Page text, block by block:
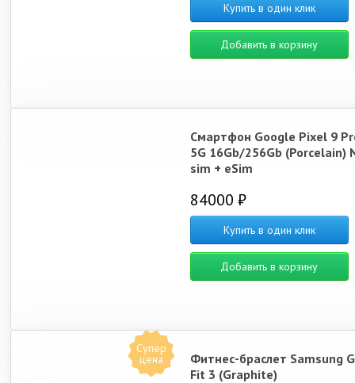
Купить в один клик
Добавить в корзину
Смартфон Google Pixel 9
5G 16Gb/256Gb (Porcelain)
sim + eSim
84000 ₽
Купить в один клик
Добавить в корзину
Супер
цена
Фитнес-браслет Samsung
Fit 3 (Graphite)